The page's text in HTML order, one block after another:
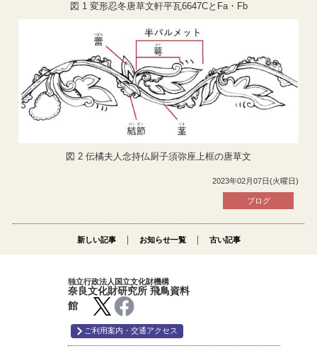
図 1変形忍冬唐草文軒平瓦6647Cと Fa・ Fb
図 2 伝橘夫人念持仏厨子須弥座上框の唐草文
2023年02月07日(火曜日)
ブログ
新しい記事 ｜ お知らせ一覧 ｜ 古い記事
独立行政法人国立文化財機構
奈良文化財研究所 飛鳥資料
館
ご利用案内・交通アクセス